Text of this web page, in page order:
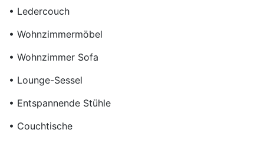
• Ledercouch
• Wohnzimmermöbel
• Wohnzimmer Sofa
• Lounge-Sessel
• Entspannende Stühle
• Couchtische